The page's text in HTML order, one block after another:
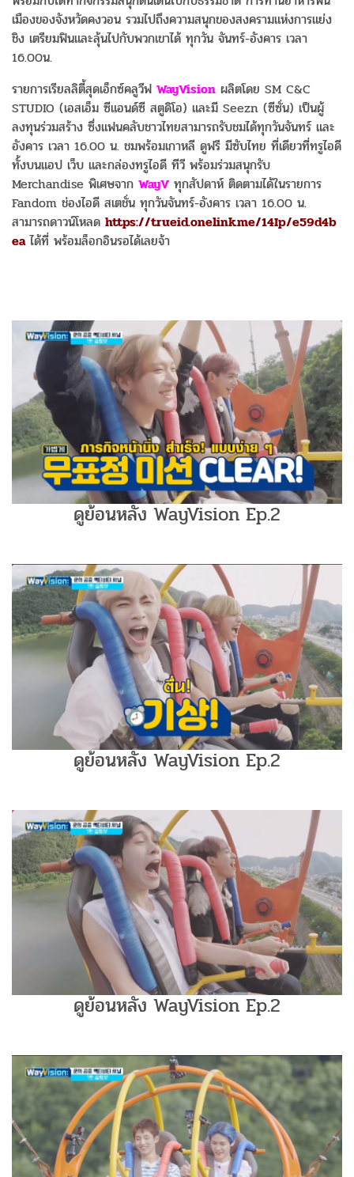
เมืองของจังหวัดคงวอน รวมไปถึงความสนุกของสงครามแห่งการแย่ง
ชิง เตรียมฟินและลุ้นไปกับพวกเขาได้ ทุกวัน จันทร์-อังคาร เวลา
16.00น.
รายการเรียลลิตี้สุดเอ็กซ์คลูวีฟ WayVision ผลิตโดย SM C&C
STUDIO (เอสเอ็ม ซีแอนด์ซี สตูดิโอ) และมี Seezn (ซีซั่น) เป็นผู้
ลงทุนร่วมสร้าง ซึ่งแฟนคลับชาวไทยสามารถรับชมได้ทุกวันจันทร์ และ
อังคาร เวลา 16.00 น. ชมพร้อมเกาหลี ดูฟรี มีซับไทย ที่เดียวที่ทรูไอดี
ทั้งบนแอป เว็บ และกล่องทรูไอดี ทีวี พร้อมร่วมสนุกรับ
Merchandise พิเศษจาก WayV ทุกสัปดาห์ ติดตามได้ในรายการ
Fandom ช่องไอดี สเตชั่น ทุกวันจันทร์-อังคาร เวลา 16.00 น.
สามารถดาวน์โหลด https://trueid.onelink.me/14Ip/e59d4b
eaได้ที่ พร้อมล็อกอินรอได้เลยจ้า
ดูย้อนหลัง WayVision Ep.2
ดูย้อนหลัง WayVision Ep.2
ดูย้อนหลัง WayVision Ep.2